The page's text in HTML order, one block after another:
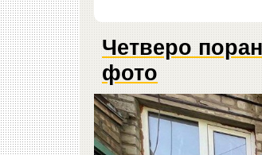
Четверо
фото